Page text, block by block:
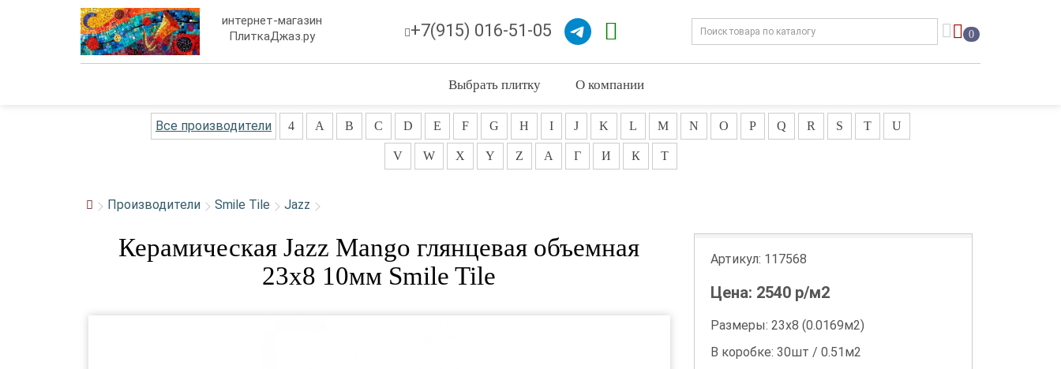
интернет-магазин
ПлиткаДжаз.ру
+7(915) 016-51-05 0
Выбрать плитку О компании
Все производители 4 A B C D E F G H I J K L M N O P Q R S T U
V W X Y Z А Г И К Т
Производители Smile Tile Jazz
Керамическая Jazz Mango глянцевая объемная
23x8 10мм Smile Tile
Артикул: 117568
Цена: 2540р/м2
Размеры: 23х8 (0.0169м2)
В коробке: 30шт / 0.51м2